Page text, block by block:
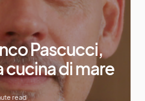
Pascucci,
cucina di mare
read